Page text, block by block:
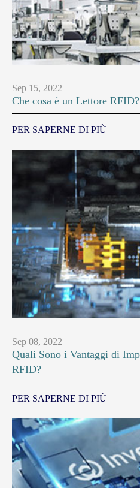
Sep 15, 2022
Che cosa è un Lettore RFID?
PER SAPERNE DI PIÙ
Sep 08, 2022
Quali Sono i Vantaggi di
RFID?
PER SAPERNE DI PIÙ